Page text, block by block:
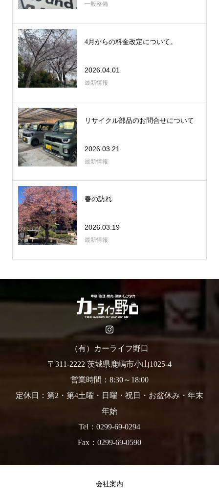
一般整備
4月からの料金改定について。
2026.04.01
最新情報
リサイクル部品のお問合せについて
2026.03.21
最新情報
春の訪れ
2026.03.19
最新情報
（有）カーライフ野口
〒311-2222 茨城県鹿嶋市小山1025-4
営業時間：8:30～18:00
定休日：第2・第4土曜・日曜・祝日・お盆休み・年末
年始
Tel：0299-69-0294
Fax：0299-69-0590
会社案内